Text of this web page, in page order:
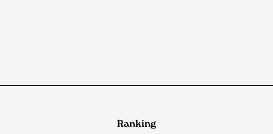
Ranking